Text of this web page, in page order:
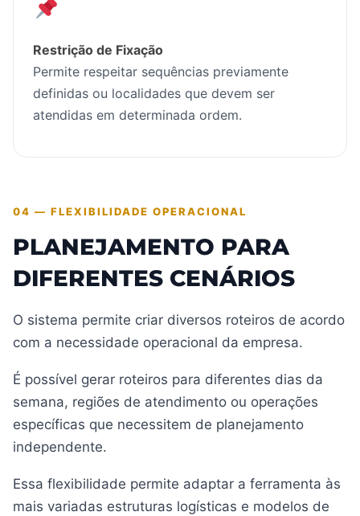
Restrição de Fixação
Permite respeitar sequências previamente
definidas ou localidades que devem ser
atendidas em determinada ordem.
04 — FLEXIBILIDADE OPERACIONAL
PLANEJAMENTO PARA
DIFERENTES CENÁRIOS
O sistema permite criar diversos roteiros de acordo
com a necessidade operacional da empresa.
É possível gerar roteiros para diferentes dias da
semana, regiões de atendimento ou operações
específicas que necessitem de planejamento
independente.
Essa flexibilidade permite adaptar a ferramenta às
mais variadas estruturas logísticas e modelos de